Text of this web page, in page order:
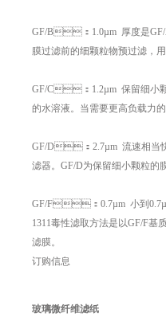
GF/B：1.0µm 厚度是GF/A的3
膜过滤前的细颗粒物预过滤，
GF/C：1.2µm 保留细小颗粒
的水溶液。当需要更高负载力的
GF/D：2.7µm 流速相当快，
滤器。GF/D为保留细小颗粒
GF/F：0.7µm 小到0.7µm的
1311毒性滤取方法是以GF/F基质
滤膜。
订购信息
玻璃微纤维滤纸